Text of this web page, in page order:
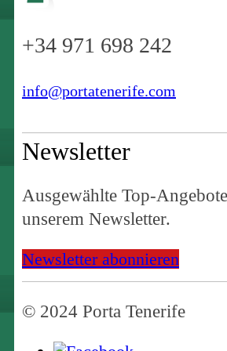
+34 971 698 242
info@portatenerife.com
Newsletter
Ausgewählte Top-
unserem Newsletter.
Newsletter abonnieren
© 2024 Porta Tenerife